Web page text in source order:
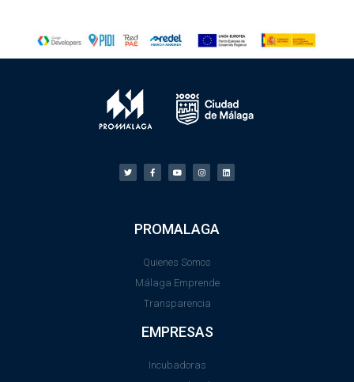
PROMALAGA
Quienes Somos
Málaga Emprende
Transparencia
EMPRESAS
Incubadoras